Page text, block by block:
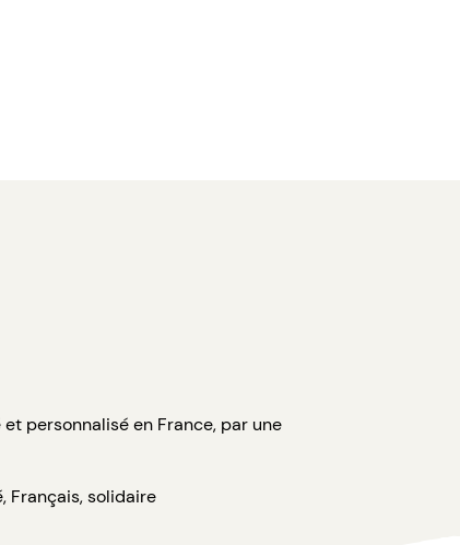
personnalisé en France, par une
Français, solidaire
tissage). La facture sera ajustée selon